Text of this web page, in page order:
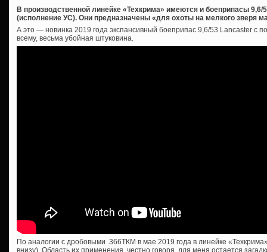
В производственной линейке «Техкрима» имеются и боеприпасы
(исполнение УС). Они предназначены «для охоты на мелкого зверя
А это — новинка 2019 года экспансивный боеприпас 9,6/53 Lancaster с
всему, весьма убойная штуковина.
По аналогии с дробовыми .366ТКМ в мае 2019 года в линейке
внизу). Область их применения, честно говоря, для меня остается